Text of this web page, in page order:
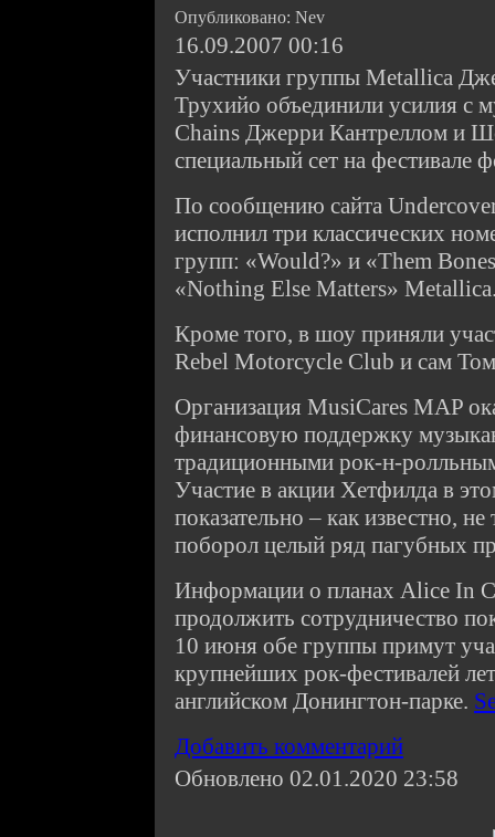
Опубликовано: Nev
16.09.2007 00:16
Участники группы Metallica
Трухийо объединили усилия с
Chains Джерри Кантреллом и
специальный сет на фестивале
По сообщению сайта
исполнил три классических
групп: «Would?» и «Them
«Nothing Else Matters»
Кроме того, в шоу приняли
Rebel Motorcycle Club и сам
Организация MusiCares MAP
финансовую поддержку
традиционными рок-н-
Участие в акции Хетфилда в
показательно – как известно,
поборол целый ряд пагубных
Информации о планах Alice In
продолжить сотрудничество
10 июня обе группы примут
крупнейших рок-фестивалей
английском Донингтон-парке.
Добавить комментарий
Обновлено 02.01.2020 23:58